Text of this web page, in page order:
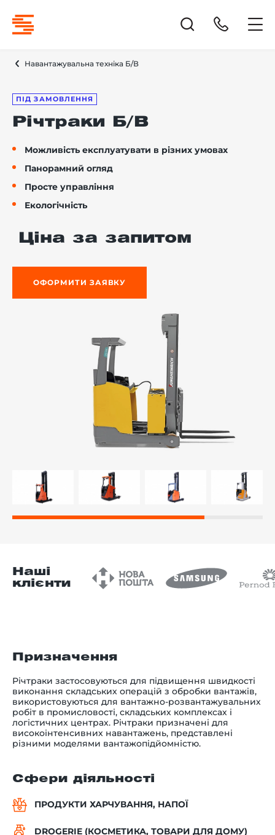
Навантажувальна техніка Б/В
ПІД ЗАМОВЛЕННЯ
Річтраки Б/В
Можливість експлуатувати в різних умовах
Панорамний огляд
Просте управління
Екологічність
Ціна за запитом
ОФОРМИТИ ЗАЯВКУ
Наші
клієнти
Призначення
Річтраки застосовуються для підвищення швидкості
виконання складських операцій з обробки вантажів,
використовуються для вантажно-розвантажувальних
робіт в промисловості, складських комплексах і
логістичних центрах. Річтраки призначені для
високоінтенсивних навантажень, представлені
різними моделями вантажопідйомністю.
Сфери діяльності
ПРОДУКТИ ХАРЧУВАННЯ, НАПОЇ
DROGERIE (КОСМЕТИКА, ТОВАРИ ДЛЯ ДОМУ)